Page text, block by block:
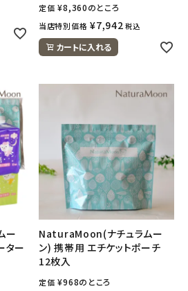
定価 ¥8,360のところ
当店特別価格 ¥7,942 税込
カートに入れる
ー
ター
NaturaMoon(ナチュラムー
ン) 携帯用 エチケットポーチ
12枚入
定価 ¥968のところ